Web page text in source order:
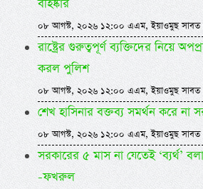
বহিষ্কার
০৮ আগস্ট, ২০২৬ ১২:০০ এএম, ইয়াওমুছ সাবত
রাষ্ট্রের গুরুত্বপূর্ণ ব্যক্তিদের নিয়ে
করল পুলিশ
০৮ আগস্ট, ২০২৬ ১২:০০ এএম, ইয়াওমুছ সাবত
শেখ হাসিনার বক্তব্য সমর্থন করে না
০৮ আগস্ট, ২০২৬ ১২:০০ এএম, ইয়াওমুছ সাবত
সরকারের ৫ মাস না যেতেই ‘ব্যর্থ’
-ফখরুল